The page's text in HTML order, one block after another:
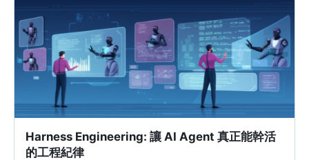
Harness Engineering: 讓 AI Agent 真正能幹活
的工程紀律